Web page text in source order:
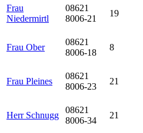
Frau
Niedermirtl
08621
8006-21
19
Frau Ober
08621
8006-18
8
Frau Pleines
08621
8006-23
21
Herr Schnugg
08621
8006-34
21